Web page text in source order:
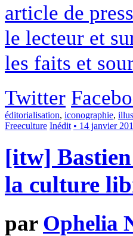
article de
le lecteur et
les faits et
Twitter
éditorialisation, iconographie,
Freeculture Inédit • 14 janvier
[itw]
la culture
par Ophelia